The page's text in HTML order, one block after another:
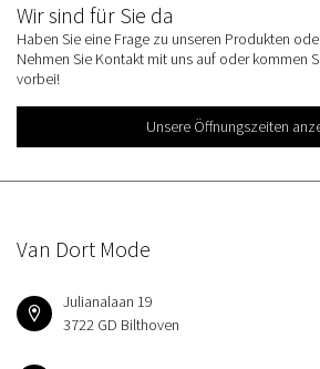
Wir sind für Sie da
Haben Sie eine Frage zu unseren Produkten
Nehmen Sie Kontakt mit uns auf oder kommen
vorbei!
Unsere Öffnungszeiten
Van Dort Mode
Julianalaan 19
3722 GD Bilthoven